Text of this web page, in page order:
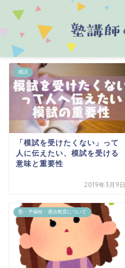
模試
「模試を受けたくない」って
人に伝えたい、模試を受ける
意味と重要性
2019年3月9日
塾・予備校・通信教育について